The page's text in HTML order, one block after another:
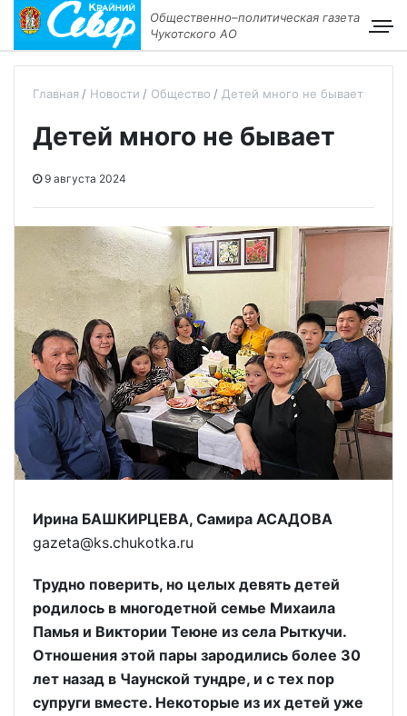
Общественно–политическая газета
Чукотского АО
Главная Новости Общество Детей много не бывает
Детей много не бывает
9 августа 2024
Ирина БАШКИРЦЕВА, Самира АСАДОВА
gazeta@ks.chukotka.ru
Трудно поверить, но целых девять детей
родилось в многодетной семье Михаила
Памья и Виктории Теюне из села Рыткучи.
Отношения этой пары зародились более 30
лет назад в Чаунской тундре, и с тех пор
супруги вместе. Некоторые из их детей уже